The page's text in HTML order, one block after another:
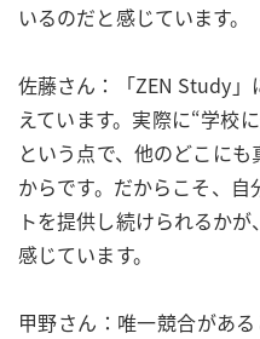
いるのだと感じています。
佐藤さん：「ZEN Study」
えています。実際に“学校
という点で、他のどこに
からです。だからこそ、
トを提供し続けられるか
感じています。
甲野さん：唯一競合があ